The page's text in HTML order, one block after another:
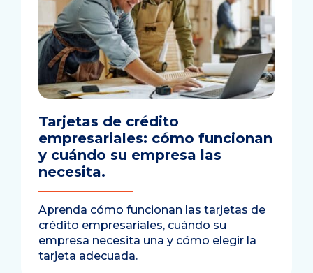
Tarjetas de crédito
empresariales: cómo funcionan
y cuándo su empresa las
necesita.
Aprenda cómo funcionan las tarjetas de
crédito empresariales, cuándo su
empresa necesita una y cómo elegir la
tarjeta adecuada.